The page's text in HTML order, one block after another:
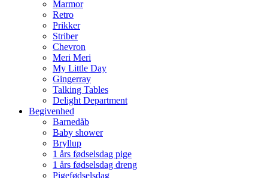
Marmor
Retro
Prikker
Striber
Chevron
Meri Meri
My Little Day
Gingerray
Talking Tables
Delight Department
Begivenhed
Barnedåb
Baby shower
Bryllup
1 års fødselsdag pige
1 års fødselsdag dreng
Pigefødselsdag